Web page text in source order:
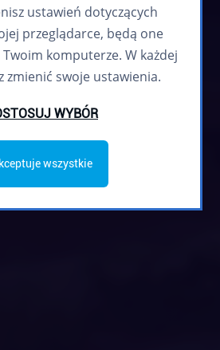
ustawień dotyczących
przeglądarce, będą one
komputerze. W każdej
zmienić swoje ustawienia.
WYBÓR
wszystkie